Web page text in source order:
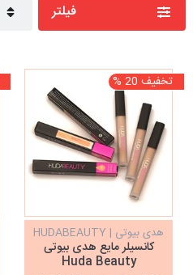
فیلتر
تخفیف 20 %
هدی بیوتی | HUDABEAUTY
کانسیلر مایع هدی بیوتی
Huda Beauty